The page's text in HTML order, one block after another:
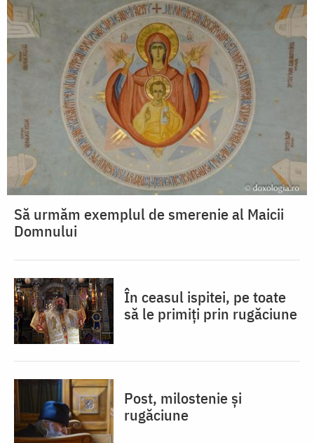
Să urmăm exemplul de smerenie al Maicii
Domnului
În ceasul ispitei, pe toate
să le primiți prin rugăciune
Post, milostenie și
rugăciune